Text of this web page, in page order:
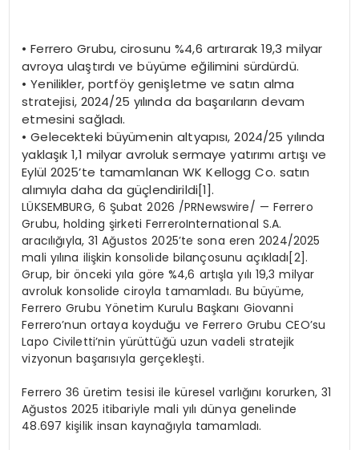
•Ferrero Grubu, cirosunu%4,6 artırarak 19,3 milyar
avroya ulaştırdı ve büyüme eğilimini sürdürdü.
•Yenilikler, portföy genişletme ve satın alma
stratejisi, 2024/25 yılında da başarıların devam
etmesini sağladı.
•Gelecekteki büyümenin altyapısı, 2024/25 yılında
yaklaşık 1,1 milyar avroluk sermaye yatırımı artışı ve
Eylül 2025’te tamamlanan WK KelloggCo. satın
alımıyla daha da güçlendirildi[1].
LÜKSEMBURG, 6 Şubat 2026 /PRNewswire/ — Ferrero
Grubu, holding şirketi FerreroInternational S.A.
aracılığıyla, 31 Ağustos 2025’te sona eren 2024/2025
mali yılına ilişkin konsolide bilançosunu açıkladı[2].
Grup, bir önceki yıla göre %4,6 artışla yılı 19,3 milyar
avroluk konsolide ciroyla tamamladı. Bu büyüme,
Ferrero Grubu Yönetim Kurulu Başkanı Giovanni
Ferrero’nun ortaya koyduğu ve Ferrero Grubu CEO’su
Lapo Civiletti’nin yürüttüğü uzun vadeli stratejik
vizyonun başarısıyla gerçekleşti.
Ferrero 36 üretim tesisi ile küresel varlığını korurken, 31
Ağustos 2025 itibariyle mali yılı dünya genelinde
48.697 kişilik insan kaynağıyla tamamladı.